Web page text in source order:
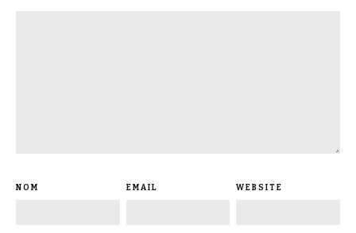
NOM EMAIL WEBSITE